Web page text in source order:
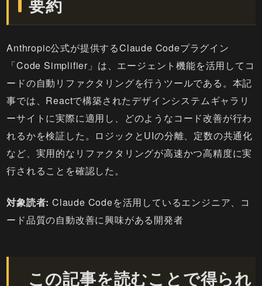
要約
Anthropic公式が提供するClaude Codeプラグイン
「Code Simplifier」は、エージェント機能を活用してコ
ードの自動リファクタリングを行うツールである。本記
事では、Reactで構築されたデザインシステムギャラリ
ーサイトに実際に適用し、どのようなコード改善が行わ
れるかを検証した。ロジックとUIの分離、定数の共通化
など、実用的なリファクタリングが高速かつ高精度に実
行されることを確認した。
対象読者: Claude Codeを活用しているエンジニア、コ
ード品質の自動改善に興味がある開発者
この記事を読むことで得られ